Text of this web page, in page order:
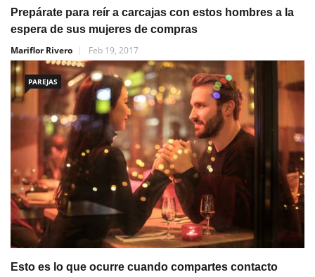
Prepárate para reír a carcajas con estos hombres a la
espera de sus mujeres de compras
Mariflor Rivero
Feb 19, 2017
PAREJAS
Esto es lo que ocurre cuando compartes contacto